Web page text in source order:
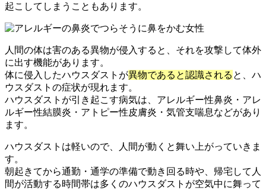
起こしてしまうこともあります。
人間の体は害のある異物が侵入すると、それを攻撃して体外
に出す機能があります。
体に侵入したハウスダストが異物であると認識される と、ハ
ウスダストの症状が現れます。
ハウスダストが引き起こす病気は、アレルギー性鼻炎・アレ
ルギー性結膜炎・アトピー性皮膚炎・気管支喘息などがあり
ます。
ハウスダストは軽いので、人間が動くと舞い上がっていきま
す。
朝起きてから通勤・通学の準備で動き回る時や、帰宅して人
間が活動する時間帯は多くのハウスダストが空気中に舞って